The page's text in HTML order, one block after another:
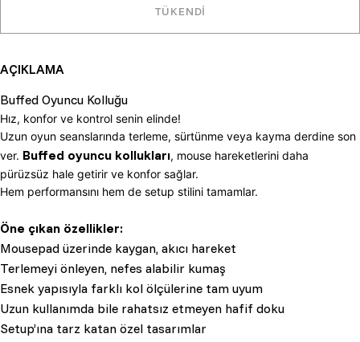
TÜKENDİ
AÇIKLAMA
Buffed Oyuncu Kolluğu
Hız, konfor ve kontrol senin elinde!
Uzun oyun seanslarında terleme, sürtünme veya kayma derdine son
ver. Buffed oyuncu kollukları, mouse hareketlerini daha
pürüzsüz hale getirir ve konfor sağlar.
Hem performansını hem de setup stilini tamamlar.
Öne çıkan özellikler:
Mousepad üzerinde kaygan, akıcı hareket
Terlemeyi önleyen, nefes alabilir kumaş
Esnek yapısıyla farklı kol ölçülerine tam uyum
Uzun kullanımda bile rahatsız etmeyen hafif doku
Setup’ına tarz katan özel tasarımlar